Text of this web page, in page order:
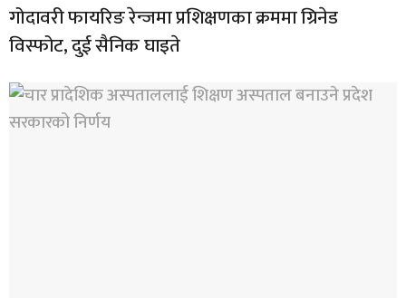
गोदावरी फायरिङ रेन्जमा प्रशिक्षणका क्रममा ग्रिनेड
विस्फोट, दुई सैनिक घाइते